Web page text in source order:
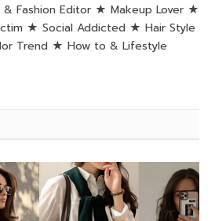
Fashion Editor ★ Makeup Lover ★
★ Social Addicted ★ Hair Style
Trend ★ How to & Lifestyle